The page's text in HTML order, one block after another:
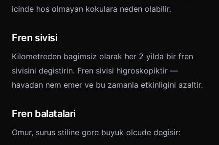
icinde hos olmayan kokulara neden olabilir.
Fren sivisi
Kilometreden bagimsiz olarak her 2 yilda bir fren
sivisini degistirin. Fren sivisi higroskopiktir —
havadan nem emer ve bu zamanla etkinligini azaltir.
Fren balatalari
Omur, surus stiline gore buyuk olcude degisir: